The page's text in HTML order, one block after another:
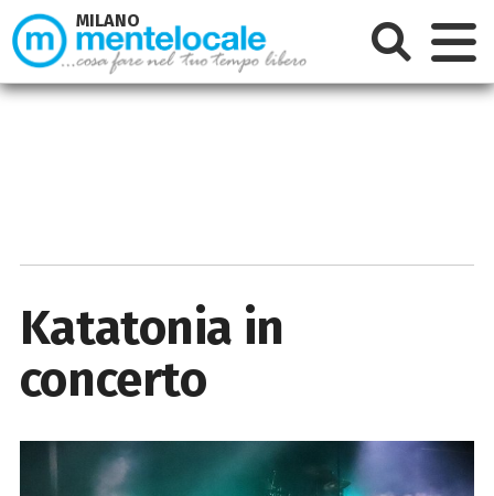
Katatonia in
concerto
MILANO